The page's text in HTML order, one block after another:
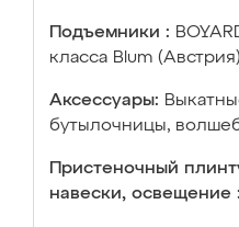
Подъемники :
класса Blum
Аксессуары:
бутылочницы,
Пристеночный
навески, освещение :